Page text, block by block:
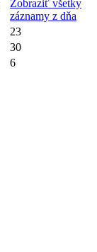
Zobraziť všetky
záznamy z dňa
23
30
6